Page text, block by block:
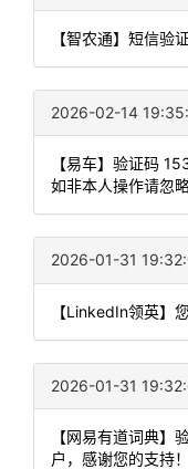
【智农通】短信验
2026-02-14
【易车】验证码
如非本人操作请忽略
2026-01-31
【LinkedIn领英】
2026-01-31
【网易有道词典
户，感谢您的支持！